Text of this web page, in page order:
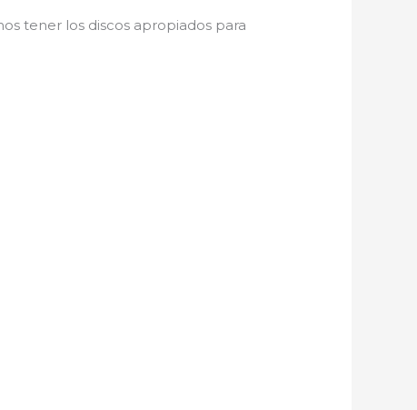
tener los discos apropiados para